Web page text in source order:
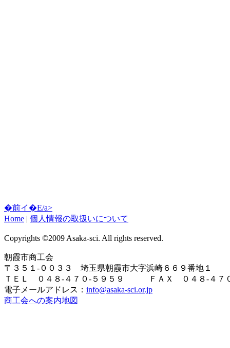
�前イ�E/a>
Home | 個人情報の取扱いについて
Copyrights ©2009 Asaka-sci. All rights reserved.
朝霞市商工会
〒３５１-００３３ 埼玉県朝霞市大字浜崎６６９番地１
ＴＥＬ ０４８-４７０-５９５９ ＦＡＸ ０４８-４７
電子メールアドレス： info@asaka-sci.or.jp
商工会への案内地図